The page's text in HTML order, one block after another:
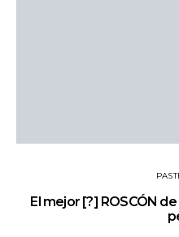
El mejor [?] ROSCÓN de